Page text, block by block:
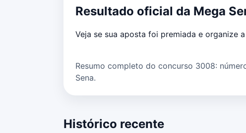
Resultado oficial da Mega
Veja se sua aposta foi premiada e organize
Resumo completo do concurso 3008:
Sena.
Histórico recente